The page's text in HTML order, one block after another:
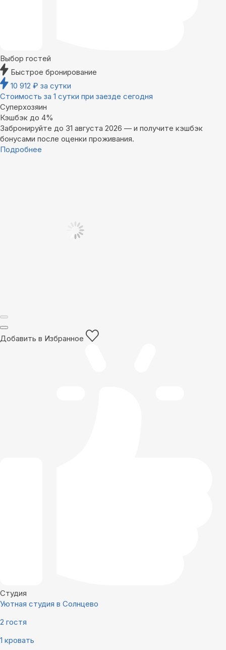
Выбор гостей
Быстрое бронирование
10 912 ₽ за сутки
Стоимость за 1 сутки при заезде сегодня
Суперхозяин
Кэшбэк до 4%
Забронируйте до 31 августа 2026 — и получите кэшбэк
бонусами после оценки проживания.
Подробнее
Добавить в Избранное
Студия
Уютная студия в Солнцево
2 гостя
1 кровать